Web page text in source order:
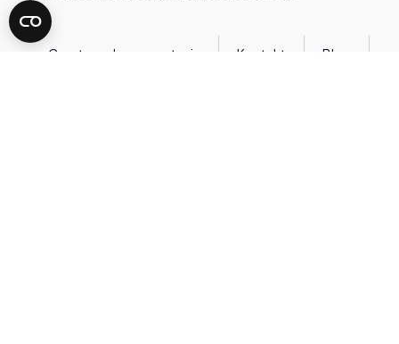
Często zadawane pytania Kontakt Blog